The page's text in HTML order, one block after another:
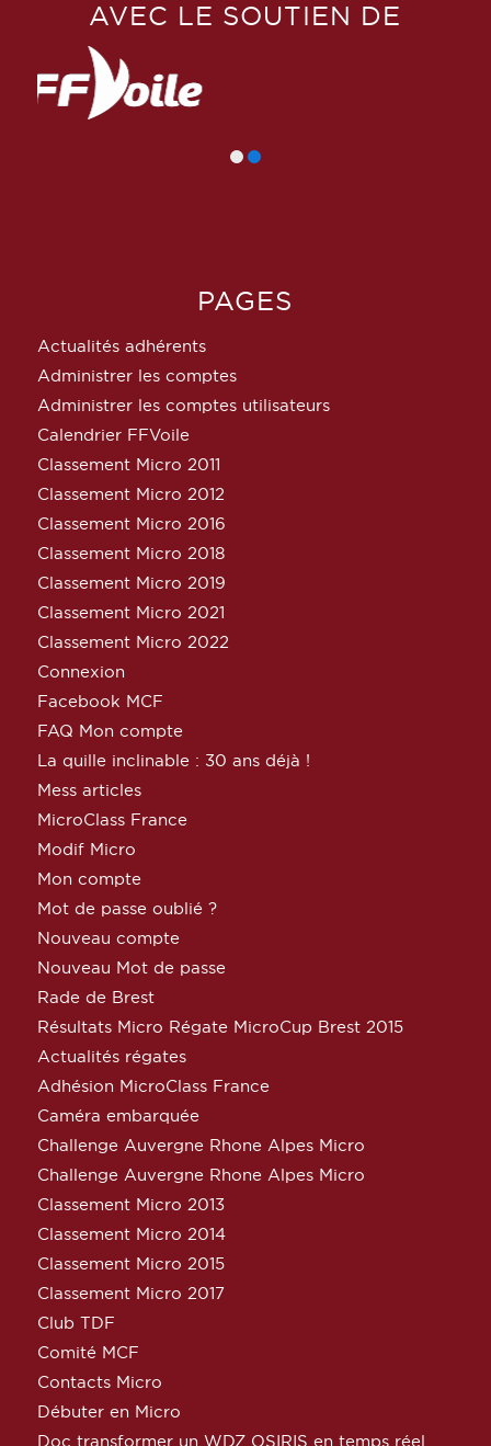
AVEC LE SOUTIEN DE
PAGES
Actualités adhérents
Administrer les comptes
Administrer les comptes utilisateurs
Calendrier FFVoile
Classement Micro 2011
Classement Micro 2012
Classement Micro 2016
Classement Micro 2018
Classement Micro 2019
Classement Micro 2021
Classement Micro 2022
Connexion
Facebook MCF
FAQ Mon compte
La quille inclinable : 30 ans déjà !
Mess articles
MicroClass France
Modif Micro
Mon compte
Mot de passe oublié ?
Nouveau compte
Nouveau Mot de passe
Rade de Brest
Résultats Micro Régate MicroCup Brest 2015
Actualités régates
Adhésion MicroClass France
Caméra embarquée
Challenge Auvergne Rhone Alpes Micro
Challenge Auvergne Rhone Alpes Micro
Classement Micro 2013
Classement Micro 2014
Classement Micro 2015
Classement Micro 2017
Club TDF
Comité MCF
Contacts Micro
Débuter en Micro
Doc transformer un WDZ OSIRIS en temps réel